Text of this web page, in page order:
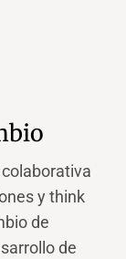
y think
de
de